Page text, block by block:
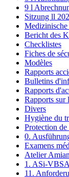
9 l
Sitzung ll
Bericht des
Checklistes
Fiches de
Modèles
Rapports
Bulletins
Rapports
Rapports sur
Divers
Hygiène du
Protection de
0.
Examens
Atelier
1. ASi-VBSA
11.